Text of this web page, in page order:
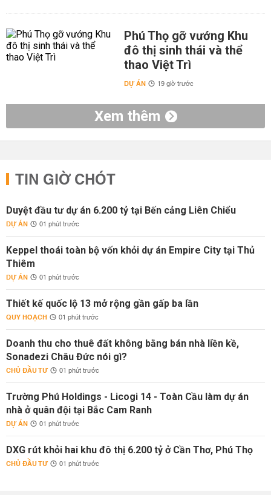
Phú Thọ gỡ vướng Khu
đô thị sinh thái và thể
thao Việt Trì
DỰ ÁN 19 giờ trước
Xem thêm
TIN GIỜ CHÓT
Duyệt đầu tư dự án 6.200 tỷ tại Bến cảng Liên Chiểu
DỰ ÁN 01 phút trước
Keppel thoái toàn bộ vốn khỏi dự án Empire City tại Thủ
Thiêm
DỰ ÁN 01 phút trước
Thiết kế quốc lộ 13 mở rộng gần gấp ba lần
QUY HOẠCH 01 phút trước
Doanh thu cho thuê đất không bằng bán nhà liền kề,
Sonadezi Châu Đức nói gì?
CHỦ ĐẦU TƯ 01 phút trước
Trường Phú Holdings - Licogi 14 - Toàn Cầu làm dự án
nhà ở quân đội tại Bắc Cam Ranh
DỰ ÁN 01 phút trước
DXG rút khỏi hai khu đô thị 6.200 tỷ ở Cần Thơ, Phú Thọ
CHỦ ĐẦU TƯ 01 phút trước